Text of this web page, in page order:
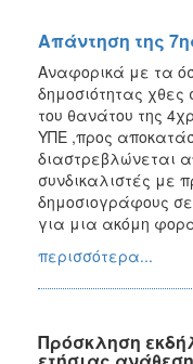
Απάντηση της
Αναφορικά με τα
δημοσιότητας χθες
του θανάτου της
ΥΠΕ ,προς
διαστρεβλώνεται
συνδικαλιστές με
δημοσιογράφους σε
για μια ακόμη
περισσότερα...
Πρόσκληση